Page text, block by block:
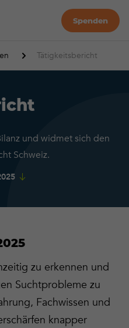
Spenden
Tätigkeitsbericht
und widmet sich den
Schweiz.
zu erkennen und
Suchtprobleme zu
Fachwissen und
knapper